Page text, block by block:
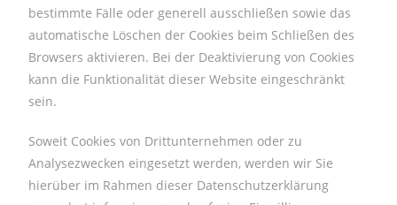
bestimmte Fälle oder generell ausschließen sowie das
automatische Löschen der Cookies beim Schließen des
Browsers aktivieren. Bei der Deaktivierung von Cookies
kann die Funktionalität dieser Website eingeschränkt
sein.
Soweit Cookies von Drittunternehmen oder zu
Analysezwecken eingesetzt werden, werden wir Sie
hierüber im Rahmen dieser Datenschutzerklärung